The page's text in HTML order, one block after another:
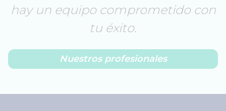
hay un equipo comprometido con
tu éxito.
Nuestros profesionales